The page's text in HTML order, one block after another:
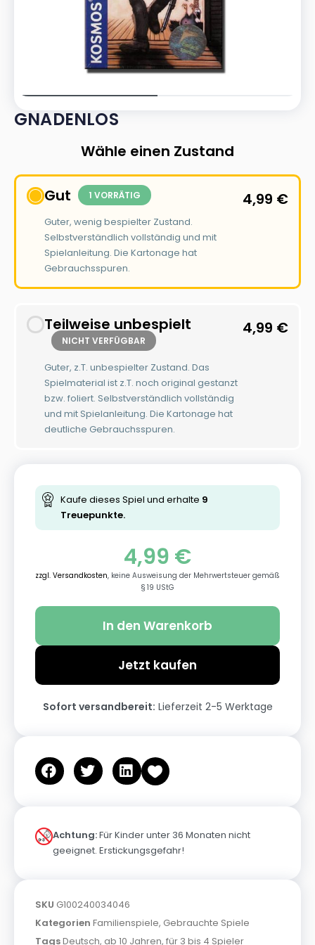
GNADENLOS
Wähle einen Zustand
Gut 1 VORRÄTIG
Guter, wenig bespielter Zustand.
Selbstverständlich vollständig und mit
Spielanleitung. Die Kartonage hat
Gebrauchsspuren.
4,99 €
Teilweise unbespielt
NICHT VERFÜGBAR
Guter, z.T. unbespielter Zustand. Das
Spielmaterial ist z.T. noch original gestanzt
bzw. foliert. Selbstverständlich vollständig
und mit Spielanleitung. Die Kartonage hat
deutliche Gebrauchsspuren.
4,99 €
Kaufe dieses Spiel und erhalte 9
Treuepunkte.
4,99 €
zzgl. Versandkosten, keine Ausweisung der Mehrwertsteuer gemäß
§ 19 UStG
In den Warenkorb
Jetzt kaufen
Sofort versandbereit: Lieferzeit 2-5 Werktage
Achtung:Für Kinder unter 36 Monaten nicht
geeignet. Erstickungsgefahr!
SKU G100240034046
Kategorien Familienspiele, Gebrauchte Spiele
TagsDeutsch, ab 10 Jahren, für 3 bis 4 Spieler